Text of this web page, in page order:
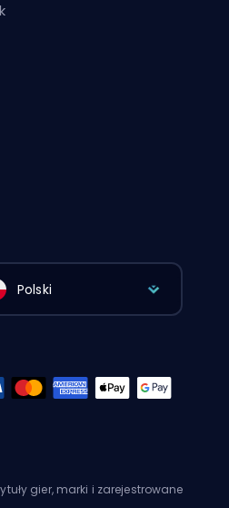
Polski
gier, marki i zarejestrowane